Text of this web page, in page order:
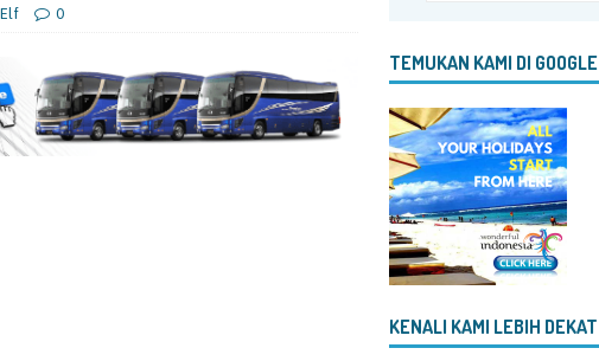
0
TEMUKAN KAMI DI GOOGLE
KENALI KAMI LEBIH DEKAT